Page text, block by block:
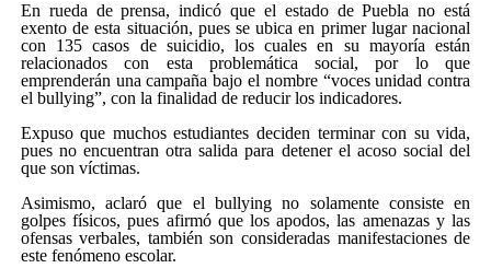
En rueda de prensa, indicó que el estado de Puebla no está
exento de esta situación, pues se ubica en primer lugar nacional
con 135 casos de suicidio, los cuales en su mayoría están
relacionados con esta problemática social, por lo que
emprenderán una campaña bajo el nombre “voces unidad contra
el bullying”, con la finalidad de reducir los indicadores.
Expuso que muchos estudiantes deciden terminar con su vida,
pues no encuentran otra salida para detener el acoso social del
que son víctimas.
Asimismo, aclaró que el bullying no solamente consiste en
golpes físicos, pues afirmó que los apodos, las amenazas y las
ofensas verbales, también son consideradas manifestaciones de
este fenómeno escolar.